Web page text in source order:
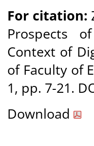
For citation:
Prospects
Context of
of Faculty of
1, pp. 7-21.
Download